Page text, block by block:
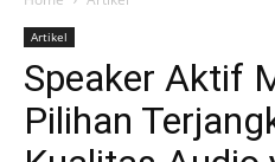
Artikel
Speaker Aktif
Pilihan